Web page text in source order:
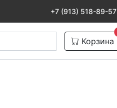
+7 (913) 518-89-57
Корзина